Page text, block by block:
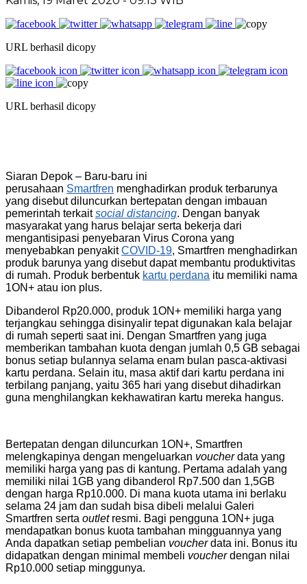
URL berhasil dicopy
URL berhasil dicopy
Siaran Depok – Baru-baru ini
perusahaan Smartfren menghadirkan produk terbarunya
yang disebut diluncurkan bertepatan dengan imbauan
pemerintah terkaitsocial distancing. Dengan banyak
masyarakat yang harus belajar serta bekerja dari
mengantisipasi penyebaran Virus Corona yang
menyebabkan penyakitCOVID-19, Smartfren menghadirkan
produk barunya yang disebut dapat membantu produktivitas
di rumah. Produk berbentuk kartu perdana itu memiliki nama
1ON+ atau ion plus.
Dibanderol Rp20.000, produk 1ON+ memiliki harga yang
terjangkau sehingga disinyalir tepat digunakan kala belajar
di rumah seperti saat ini. Dengan Smartfren yang juga
memberikan tambahan kuota dengan jumlah 0,5 GB sebagai
bonus setiap bulannya selama enam bulan pasca-aktivasi
kartu perdana. Selain itu, masa aktif dari kartu perdana ini
terbilang panjang, yaitu 365 hari yang disebut dihadirkan
guna menghilangkan kekhawatiran kartu mereka hangus.
Bertepatan dengan diluncurkan 1ON+, Smartfren
melengkapinya dengan mengeluarkan voucherdata yang
memiliki harga yang pas di kantung. Pertama adalah yang
memiliki nilai 1GB yang dibanderol Rp7.500 dan 1,5GB
dengan harga Rp10.000. Di mana kuota utama ini berlaku
selama 24 jam dan sudah bisa dibeli melalui Galeri
Smartfren serta outletresmi. Bagi pengguna 1ON+ juga
mendapatkan bonus kuota tambahan mingguannya yang
Anda dapatkan setiap pembelian voucherdata ini. Bonus itu
didapatkan dengan minimal membeli voucherdengan nilai
Rp10.000 setiap minggunya.